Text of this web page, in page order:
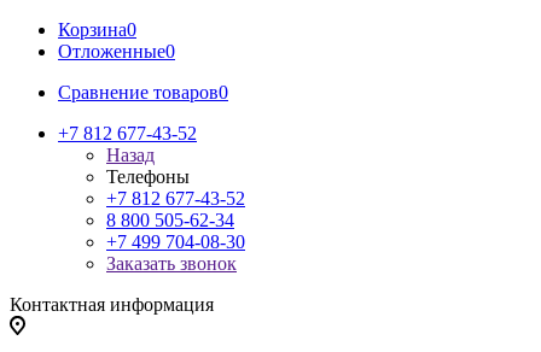
Корзина0
Отложенные0
Сравнение товаров0
+7 812 677-43-52
Назад
Телефоны
+7 812 677-43-52
8 800 505-62-34
+7 499 704-08-30
Заказать звонок
Контактная информация